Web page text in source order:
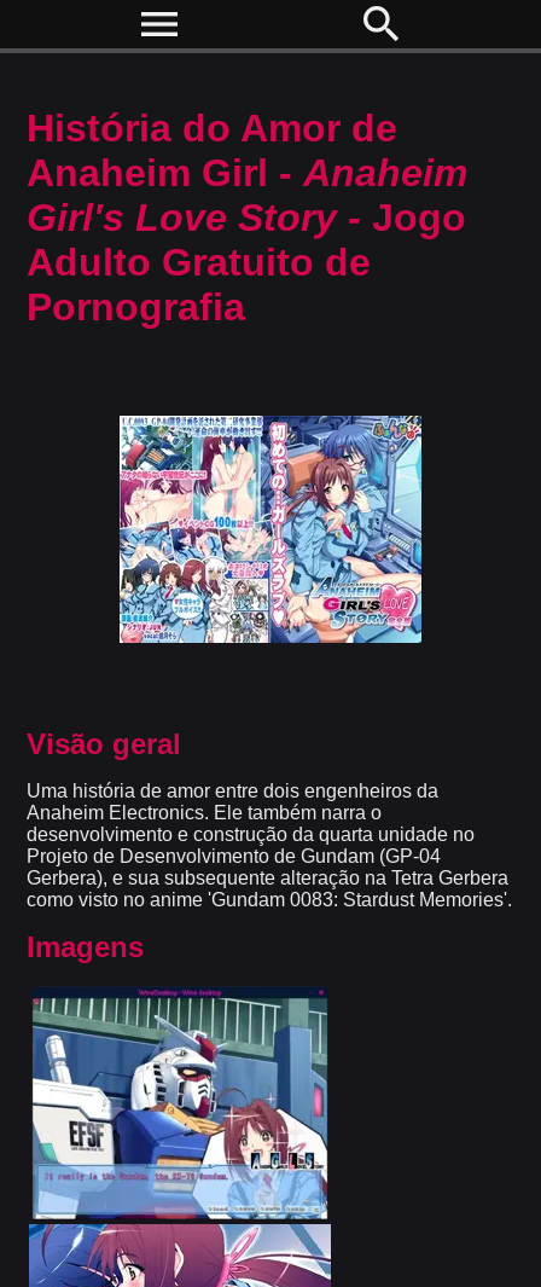
menu search
História do Amor de
Anaheim Girl -Anaheim
Girl's Love Story- Jogo
Adulto Gratuito de
Pornografia
Visão geral
Uma história de amor entre dois engenheiros da
Anaheim Electronics. Ele também narra o
desenvolvimento e construção da quarta unidade no
Projeto de Desenvolvimento de Gundam (GP-04
Gerbera), e sua subsequente alteração na Tetra Gerbera
como visto no anime 'Gundam 0083: Stardust Memories'.
Imagens